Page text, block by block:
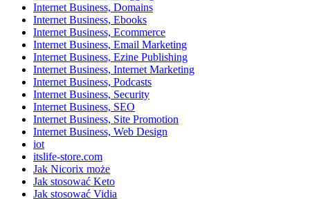
Internet Business, Domains
Internet Business, Ebooks
Internet Business, Ecommerce
Internet Business, Email Marketing
Internet Business, Ezine Publishing
Internet Business, Internet Marketing
Internet Business, Podcasts
Internet Business, Security
Internet Business, SEO
Internet Business, Site Promotion
Internet Business, Web Design
iot
itslife-store.com
Jak Nicorix może
Jak stosować Keto
Jak stosować Vidia